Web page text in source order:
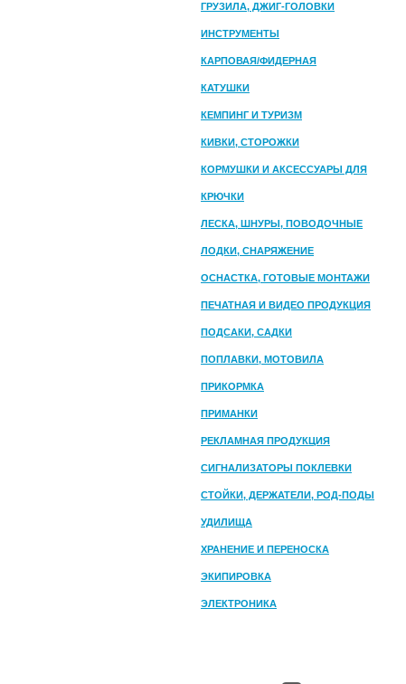
ГРУЗИЛА, ДЖИГ-ГОЛОВКИ
ИНСТРУМЕНТЫ
КАРПОВАЯ/ФИДЕРНАЯ
КАТУШКИ
КЕМПИНГ И ТУРИЗМ
КИВКИ, СТОРОЖКИ
КОРМУШКИ И АКСЕССУАРЫ ДЛЯ
ПРИКОРМКИ
КРЮЧКИ
ЛЕСКА, ШНУРЫ, ПОВОДОЧНЫЕ
МАТЕРИАЛЫ
ЛОДКИ, СНАРЯЖЕНИЕ
ОСНАСТКА, ГОТОВЫЕ МОНТАЖИ
ПЕЧАТНАЯ И ВИДЕО ПРОДУКЦИЯ
ПОДСАКИ, САДКИ
ПОПЛАВКИ, МОТОВИЛА
ПРИКОРМКА
ПРИМАНКИ
РЕКЛАМНАЯ ПРОДУКЦИЯ
СИГНАЛИЗАТОРЫ ПОКЛЕВКИ
СТОЙКИ, ДЕРЖАТЕЛИ, РОД-ПОДЫ
УДИЛИЩА
ХРАНЕНИЕ И ПЕРЕНОСКА
ЭКИПИРОВКА
ЭЛЕКТРОНИКА